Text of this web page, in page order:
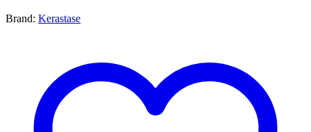
Brand: Kerastase